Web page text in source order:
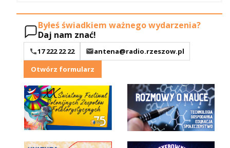
Byłeś świadkiem ważnego wydarzenia?
Daj nam znać!
17 222 22 22
antena@radio.rzeszow.pl
Otwórz formularz